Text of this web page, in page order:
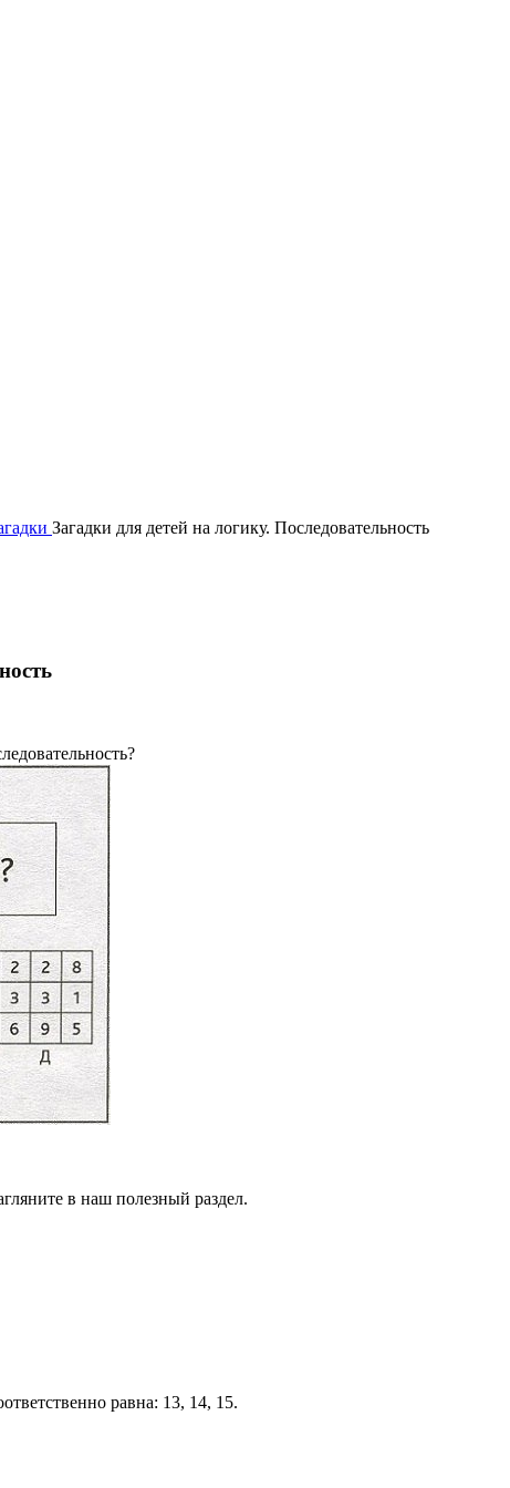
Загадки для детей на логику. Последовательность
в наш полезный раздел.
равна: 13, 14, 15.